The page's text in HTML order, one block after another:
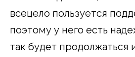
всецело пользуется
поэтому у него есть
так будет продолжаться